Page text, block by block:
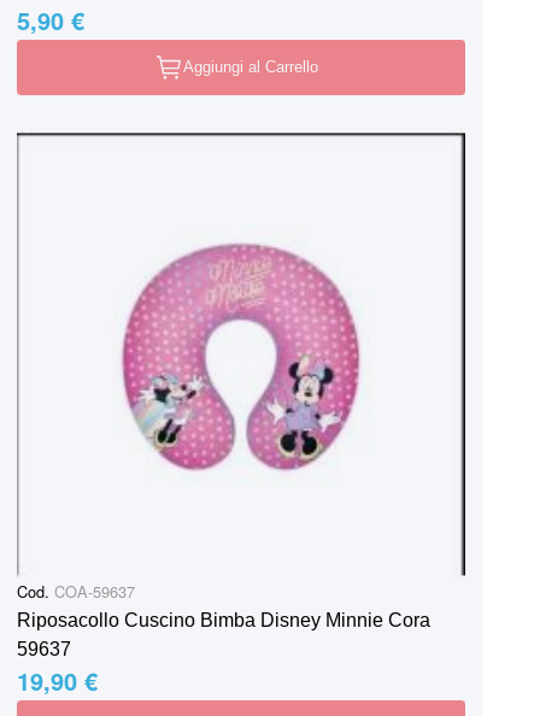
5,90 €
Aggiungi al Carrello
Cod. COA-59637
Riposacollo Cuscino Bimba Disney Minnie Cora
59637
19,90 €